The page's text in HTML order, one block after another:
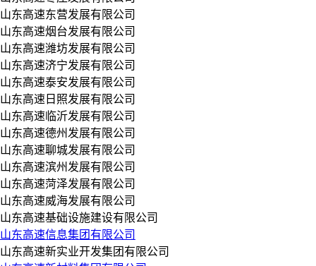
山东高速东营发展有限公司
山东高速烟台发展有限公司
山东高速潍坊发展有限公司
山东高速济宁发展有限公司
山东高速泰安发展有限公司
山东高速日照发展有限公司
山东高速临沂发展有限公司
山东高速德州发展有限公司
山东高速聊城发展有限公司
山东高速滨州发展有限公司
山东高速菏泽发展有限公司
山东高速威海发展有限公司
山东高速基础设施建设有限公司
山东高速信息集团有限公司
山东高速新实业开发集团有限公司